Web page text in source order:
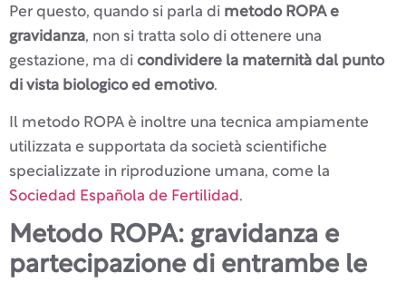
Per questo, quando si parla di metodo ROPA e
gravidanza, non si tratta solo di ottenere una
gestazione, ma di condividere la maternità dal punto
di vista biologico ed emotivo.
Il metodo ROPA è inoltre una tecnica ampiamente
utilizzata e supportata da società scientifiche
specializzate in riproduzione umana, come la
Sociedad Española de Fertilidad .
Metodo ROPA: gravidanza e
partecipazione di entrambe le